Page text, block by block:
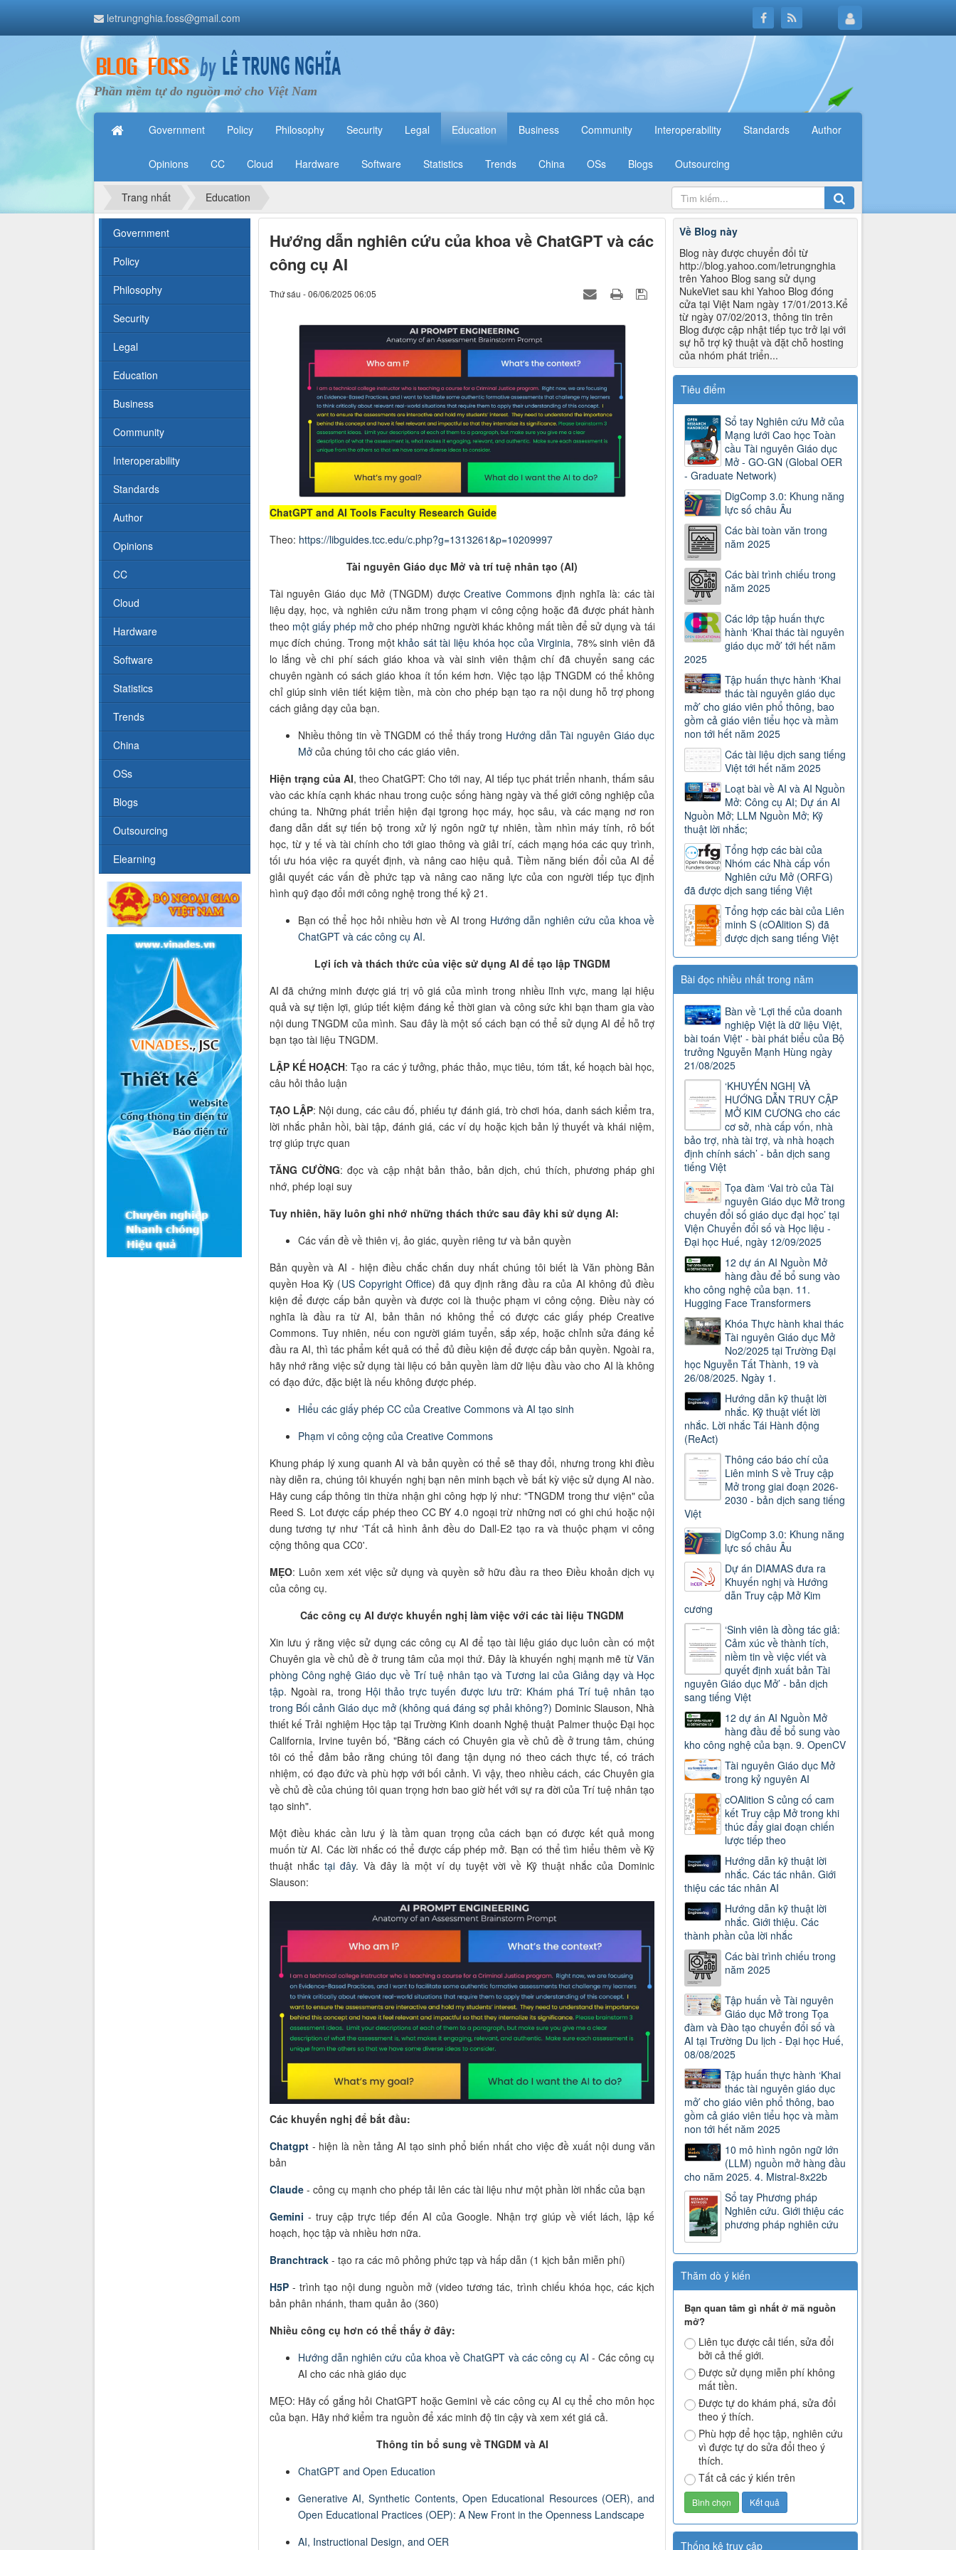
letrungnghia.foss@gmail.com
Phần mềm tự do nguồn mở cho Việt Nam
Government Policy Philosophy Security Legal Education Business Community Interoperability Standards Author
Opinions CC Cloud Hardware Software Statistics Trends China OSs Blogs Outsourcing
Trang nhất Education
Hướng dẫn nghiên cứu của khoa về ChatGPT và các
công cụ AI
Thứ sáu - 06/06/2025 06:05
ChatGPT and AI Tools Faculty Research Guide
Theo: https://libguides.tcc.edu/c.php?g=1313261&p=10209997
Tài nguyên Giáo dục Mở vàtrí tuệ nhân tạo (AI)
Tài nguyên Giáo dục Mở (TNGDM) đượcCreative Commons định nghĩa là: các tài
liệu dạy, học, và nghiên cứu nằm trong phạm vi công cộng hoặc đã được phát hành
theo một giấy phép mở cho phép những người khác không mất tiền để sử dụng và tái
mục đích chúng. Trong mộtkhảo sát tài liệu khóa học của Virginia, 78% sinh viên đã
lo lắng về chi phí sách giáo khoa và vài sinh viên thậm chí đã chuyển sang các
chuyên ngành có sách giáo khoa ít tốn kém hơn. Việc tạo lập TNGDM có thể không
chỉ giúp sinh viên tiết kiệm tiền, mà còn cho phép bạn tạo ra nội dung hỗ trợ phong
cách giảng dạy của bạn.
Nhiều thông tin về TNGDM có thể thấy trong Hướng dẫnTài nguyên Giáo dục
Mởcủa chúng tôi cho các giáo viên.
Hiện trạng của AI, theo ChatGPT: Cho tới nay, AI tiếp tụcphát triển nhanh, thấm sâu
vào các khía cạnh khác nhau trong cuộc sống hàng ngày và thế giới công nghiệp của
chúng ta. Những phát triển hiện đại tgrong học máy, học sâu, và các mạng nơ ron
đang dẫn dắt sự tiến bộ trong xử lý ngôn ngữ tự nhiên, tầm nhìn máy tính, rô bốt
học, từ y tế và tài chính cho tới giao thông và giải trí, cách mạng hóa các quy trình,
tối ưu hóa việc ra quyết định, và nâng cao hiệu quả. Tiềm năng biến đổi của AI để
giải quyết các vấn đề phức tạp và nâng cao năng lực của con người tiếp tục định
hình quỹ đạo đổi mới công nghệ trong thế kỷ 21.
Bạn có thể học hỏi nhiều hơn về AI trong Hướng dẫn nghiên cứu của khoa về
ChatGPT và các công cụ AI.
Lợi ích và thách thức của việc sử dụng AI để tạo lập TNGDM
AI đã chứng minh được giá trị vô giá của mình trong nhiều lĩnh vực, mang lại hiệu
quả và sự tiện lợi, giúp tiết kiệm đáng kể thời gian và công sức khi bạn tham gia vào
nội dungTNGDM của mình. Sau đây là một số cách bạn có thể sử dụng AI để hỗ trợ
bạn tạo tài liệu TNGDM.
LẬP KẾ HOẠCH: Tạo ra các ý tưởng, phác thảo, mục tiêu, tóm tắt, kế hoạch bài học,
câu hỏi thảo luận
TẠO LẬP: Nội dung, các câu đố, phiếu tự đánh giá, trò chơi hóa, danh sách kiểm tra,
lời nhắc phản hồi, bài tập, đánh giá, các ví dụ hoặc kịch bản lý thuyết và khái niệm,
trợ giúp trực quan
TĂNG CƯỜNG: đọc và cập nhật bản thảo, bản dịch, chú thích, phương pháp ghi
nhớ, phép loại suy
Tuy nhiên, hãy luôn ghi nhớ những thách thức sau đây khi sử dụng AI:
Các vấn đề về thiên vị, ảo giác, quyền riêng tư và bản quyền
Bản quyền và AI - hiện điều chắc chắn duy nhất chúng tôi biết là Văn phòng Bản
quyền Hoa Kỳ (US Copyright Office) đã quy định rằng đầu ra của AI không đủ điều
kiện để được cấp bản quyền và được coi là thuộc phạm vi công cộng. Điều này có
nghĩa là đầu ra từ AI, bản thân nó không thể có được các giấy phép Creative
Commons. Tuy nhiên, nếu con người giám tuyển, sắp xếp, hoặc chỉnh sửa đáng kể
đầu ra AI, thì tác phẩm kết quả có thể đủ điều kiện để được cấp bản quyền. Ngoài ra,
hãy nhớ rằng việc sử dụng tài liệu có bản quyền làm dữ liệu đầu vào cho AI là không
có đạo đức, đặc biệt là nếu không được phép.
Hiểu các giấy phép CC của Creative Commons và AI tạo sinh
Phạm vi công cộng của Creative Commons
Khung pháp lý xung quanh AI và bản quyền có thể sẽ thay đổi, nhưng trong khi điều
này diễn ra, chúng tôi khuyến nghị bạn nên minh bạch về bất kỳ việc sử dụng AI nào.
Hãy cung cấp thông tin thừa nhận ghi công hợp lý như: "TNGDM trong thư viện" của
Reed S. Lot được cấp phép theo CC BY 4.0 ngoại trừ những nơi có ghi chú hoặc nội
dung tương tự như 'Tất cả hình ảnh đều do Dall-E2 tạo ra và thuộc phạm vi công
cộng thông qua CC0'.
MẸO: Luôn xem xét việc sử dụng và quyền sở hữu đầu ra theo Điều khoản dịch vụ
của công cụ.
Các công cụ AI được khuyến nghị làm việc với các tài liệu TNGDM
Xin lưu ý rằng việc sử dụng các công cụ AI để tạo tài liệu giáo dục luôn cần có một
Chuyên gia về chủ đề ở trung tâm của mọi thứ. Đây là khuyến nghị mạnh mẽ từVăn
phòng Công nghệ Giáo dục về Trí tuệ nhân tạo và Tương lai của Giảng dạy và Học
tập. Ngoài ra, trong Hội thảo trực tuyến được lưu trữ: Khám phá Trí tuệ nhân tạo
trong Bối cảnh Giáo dục mở (không quá đáng sợ phải không?) Dominic Slauson, Nhà
thiết kế Trải nghiệm Học tập tại Trường Kinh doanh Nghệ thuật Palmer thuộc Đại học
California, Irvine tuyên bố, "Bằng cách có Chuyên gia về chủ đề ở trung tâm, chúng
tôi có thể đảm bảo rằng chúng tôi đang tận dụng nó theo cách thực tế, có trách
nhiệm, có đạo đức và phù hợp với bối cảnh. Vì vậy, theo nhiều cách, các Chuyên gia
về chủ đề của chúng tôi quan trọng hơn bao giờ hết với sự ra đời của Trí tuệ nhân tạo
tạo sinh".
Một điều khác cần lưu ý là tầm quan trọng của cách bạn có được kết quả mong
muốn từ AI. Các lời nhắc có thể được cấp phép mở. Bạn có thể tìm hiểu thêm về Kỹ
thuật nhắc tại đây. Và đây là một ví dụ tuyệt vời về Kỹ thuật nhắc của Dominic
Slauson:
Các khuyến nghị để bắt đầu:
Chatgpt - hiện là nền tảng AI tạo sinh phổ biến nhất cho việc đề xuất nội dung văn
bản
Claude- công cụ mạnh cho phép tải lên các tài liệu như một phần lời nhắc của bạn
Gemini - truy cập trực tiếp đến AI của Google. Nhận trợ giúp về viết lách, lập kế
hoạch, học tập và nhiều hơn nữa.
Branchtrack - tạo ra các mô phỏng phức tạp và hấp dẫn (1 kịch bản miễn phí)
H5P - trình tạo nội dung nguồn mở (video tương tác, trình chiếu khóa học, các kịch
bản phân nhánh, tham quản ảo (360)
Nhiều công cụ hơn có thể thấy ở đây:
Hướng dẫn nghiên cứu của khoa về ChatGPT và các công cụ AI - Các công cụ
AI cho các nhà giáo dục
MẸO: Hãy cố gắng hỏi ChatGPT hoặc Gemini về các công cụ AI cụ thể cho môn học
của bạn. Hãy nhớ kiểm tra nguồn để xác minh độ tin cậy và xem xét giá cả.
Thông tin bổ sung về TNGDM và AI
ChatGPT and Open Education
Generative AI, Synthetic Contents, Open Educational Resources (OER), and
Open Educational Practices (OEP): A New Front in the Openness Landscape
AI, Instructional Design, and OER
Về Blog này
Blog này được chuyển đổi từ
http://blog.yahoo.com/letrungnghia
trên Yahoo Blog sang sử dụng
NukeViet sau khi Yahoo Blog đóng
cửa tại Việt Nam ngày 17/01/2013.Kể
từ ngày 07/02/2013, thông tin trên
Blog được cập nhật tiếp tục trở lại với
sự hỗ trợ kỹ thuật và đặt chỗ hosting
của nhóm phát triển...
Tiêu điểm
Sổ tay Nghiên cứu Mở của
Mạng lưới Cao học Toàn
cầu Tài nguyên Giáo dục
Mở - GO-GN (Global OER
- Graduate Network)
DigComp 3.0: Khung năng
lực số châu Âu
Các bài toàn văn trong
năm 2025
Các bài trình chiếu trong
năm 2025
Các lớp tập huấn thực
hành ‘Khai thác tài nguyên
giáo dục mở’ tới hết năm
2025
Tập huấn thực hành ‘Khai
thác tài nguyên giáo dục
mở’ cho giáo viên phổ thông, bao
gồm cả giáo viên tiểu học và mầm
non tới hết năm 2025
Các tài liệu dịch sang tiếng
Việt tới hết năm 2025
Loạt bài về AI và AI Nguồn
Mở: Công cụ AI; Dự án AI
Nguồn Mở; LLM Nguồn Mở; Kỹ
thuật lời nhắc;
Tổng hợp các bài của
Nhóm các Nhà cấp vốn
Nghiên cứu Mở (ORFG)
đã được dịch sang tiếng Việt
Tổng hợp các bài của Liên
minh S (cOAlition S) đã
được dịch sang tiếng Việt
Bài đọc nhiều nhất trong năm
Bàn về 'Lợi thế của doanh
nghiệp Việt là dữ liệu Việt,
bài toán Việt' - bài phát biểu của Bộ
trưởng Nguyễn Mạnh Hùng ngày
21/08/2025
‘KHUYẾN NGHỊ VÀ
HƯỚNG DẪN TRUY CẬP
MỞ KIM CƯƠNG cho các
cơ sở, nhà cấp vốn, nhà
bảo trợ, nhà tài trợ, và nhà hoạch
định chính sách’ - bản dịch sang
tiếng Việt
Tọa đàm ‘Vai trò của Tài
nguyên Giáo dục Mở trong
chuyển đổi số giáo dục đại học’ tại
Viện Chuyển đổi số và Học liệu -
Đại học Huế, ngày 12/09/2025
12 dự án AI Nguồn Mở
hàng đầu để bổ sung vào
kho công nghệ của bạn. 11.
Hugging Face Transformers
Khóa Thực hành khai thác
Tài nguyên Giáo dục Mở
No2/2025 tại Trường Đại
học Nguyễn Tất Thành, 19 và
26/08/2025. Ngày 1.
Hướng dẫn kỹ thuật lời
nhắc. Kỹ thuật viết lời
nhắc. Lời nhắc Tái Hành động
(ReAct)
Thông cáo báo chí của
Liên minh S về Truy cập
Mở trong giai đoạn 2026-
2030 - bản dịch sang tiếng
Việt
DigComp 3.0: Khung năng
lực số châu Âu
Dự án DIAMAS đưa ra
Khuyến nghị và Hướng
dẫn Truy cập Mở Kim
cương
‘Sinh viên là đồng tác giả:
Cảm xúc về thành tích,
niềm tin về việc viết và
quyết định xuất bản Tài
nguyên Giáo dục Mở’ - bản dịch
sang tiếng Việt
12 dự án AI Nguồn Mở
hàng đầu để bổ sung vào
kho công nghệ của bạn. 9. OpenCV
Tài nguyên Giáo dục Mở
trong kỷ nguyên AI
cOAlition S củng cố cam
kết Truy cập Mở trong khi
thúc đẩy giai đoạn chiến
lược tiếp theo
Hướng dẫn kỹ thuật lời
nhắc. Các tác nhân. Giới
thiệu các tác nhân AI
Hướng dẫn kỹ thuật lời
nhắc. Giới thiệu. Các
thành phần của lời nhắc
Các bài trình chiếu trong
năm 2025
Tập huấn về Tài nguyên
Giáo dục Mở trong Tọa
đàm và Đào tạo chuyển đổi số và
AI tại Trường Du lịch - Đại học Huế,
08/08/2025
Tập huấn thực hành ‘Khai
thác tài nguyên giáo dục
mở’ cho giáo viên phổ thông, bao
gồm cả giáo viên tiểu học và mầm
non tới hết năm 2025
10 mô hình ngôn ngữ lớn
(LLM) nguồn mở hàng đầu
cho năm 2025. 4. Mistral-8x22b
Sổ tay Phương pháp
Nghiên cứu. Giới thiệu các
phương pháp nghiên cứu
Thăm dò ý kiến
Bạn quan tâm gì nhất ở mã nguồn
mở?
Liên tục được cải tiến, sửa đổi
bởi cả thế giới.
Được sử dụng miễn phí không
mất tiền.
Được tự do khám phá, sửa đổi
theo ý thích.
Phù hợp để học tập, nghiên cứu
vì được tự do sửa đổi theo ý
thích.
Tất cả các ý kiến trên
Thống kê truy cập
Government
Policy
Philosophy
Security
Legal
Education
Business
Community
Interoperability
Standards
Author
Opinions
CC
Cloud
Hardware
Software
Statistics
Trends
China
OSs
Blogs
Outsourcing
Elearning